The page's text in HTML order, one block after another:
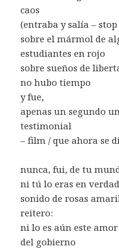
caos
(entraba y salía –
sobre el mármol de
estudiantes en rojo
sobre sueños de
no hubo tiempo
y fue,
apenas un segundo
testimonial
– film / que ahora se
nunca, fui, de tu
ni tú lo eras en
sonido de rosas
reitero:
ni lo es aún este
del gobierno